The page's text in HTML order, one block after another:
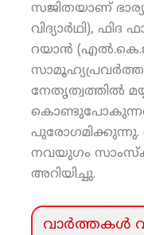
സജിതയാണ്
വിദ്യാര്‍ഥി), ഫിദ
റയാന്‍ (എല്‍.കെ.ജി
നേതൃത്വത്തില്‍
പുരോഗമിക്കുന്നു.
നവയുഗം
അറിയിച്ചു.
വാര്‍ത്തകള്‍